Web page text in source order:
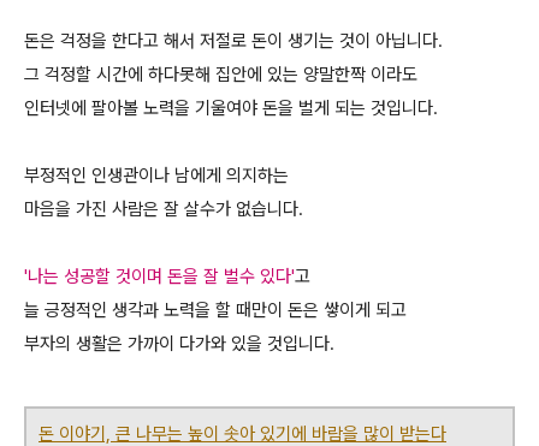
돈은 걱정을 한다고 해서 저절로 돈이 생기는 것이 아닙니다.
그 걱정할 시간에 하다못해 집안에 있는 양말한짝 이라도
인터넷에 팔아볼 노력을 기울여야 돈을 벌게 되는 것입니다.
부정적인 인생관이나 남에게 의지하는
마음을 가진 사람은 잘 살수가 없습니다.
'나는 성공할 것이며 돈을 잘 벌수 있다'고
늘 긍정적인 생각과 노력을 할 때만이 돈은 쌓이게 되고
부자의 생활은 가까이 다가와 있을 것입니다.
돈 이야기, 큰 나무는 높이 솟아 있기에 바람을 많이 받는다